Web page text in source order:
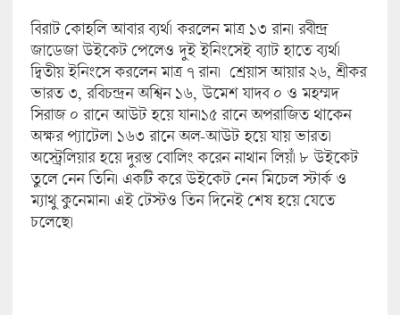
বিরাট কোহলি আবার ব্যর্থ। করলেন মাত্র ১৩ রান। রবীন্দ্র
জাডেজা উইকেট পেলেও দুই ইনিংসেই ব্যাট হাতে ব্যর্থ।
দ্বিতীয় ইনিংসে করলেন মাত্র ৭ রান। শ্রেয়াস আয়ার ২৬, শ্রীকর
ভারত ৩, রবিচন্দ্রন অশ্বিন ১৬, উমেশ যাদব ০ ও মহম্মদ
সিরাজ ০ রানে আউট হয়ে যান।১৫ রানে অপরাজিত থাকেন
অক্ষর প্যাটেল। ১৬৩ রানে অল-আউট হয়ে যায় ভারত।
অস্ট্রেলিয়ার হয়ে দুরন্ত বোলিং করেন নাথান লিয়ঁ। ৮ উইকেট
তুলে নেন তিনি। একটি করে উইকেট নেন মিচেল স্টার্ক ও
ম্যাথু কুনেমান। এই টেস্টও তিন দিনেই শেষ হয়ে যেতে
চলেছে।